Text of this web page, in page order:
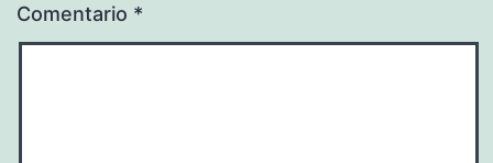
Comentario *